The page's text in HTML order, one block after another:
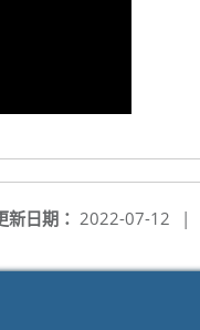
新日期： 2022-07-12 |